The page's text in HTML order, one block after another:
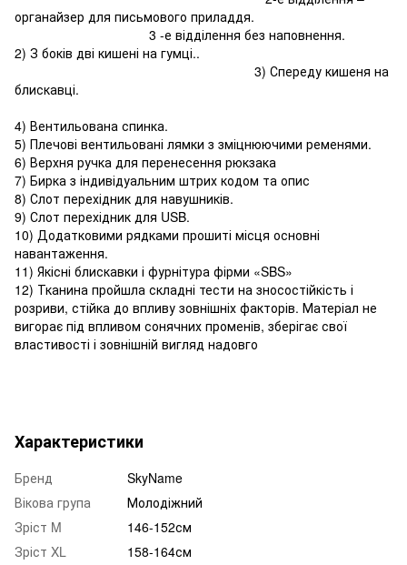
органайзер для письмового приладдя.
3 -е відділення без наповнення.
2) З боків дві кишені на гумці..
3) Спереду кишеня на
блискавці.
4) Вентильована спинка.
5) Плечові вентильовані лямки з зміцнюючими ременями.
6) Верхня ручка для перенесення рюкзака
7) Бирка з індивідуальним штрих кодом та опис
8) Слот перехідник для навушників.
9) Слот перехідник для USB.
10) Додатковими рядками прошиті місця основні
навантаження.
11) Якісні блискавки і фурнітура фірми «SBS»
12) Тканина пройшла складні тести на зносостійкість і
розриви, стійка до впливу зовнішніх факторів. Матеріал не
вигорає під впливом сонячних променів, зберігає свої
властивості і зовнішній вигляд надовго
Характеристики
Бренд
SkyName
Вікова група
Молодіжний
Зріст M
146-152см
Зріст XL
158-164см